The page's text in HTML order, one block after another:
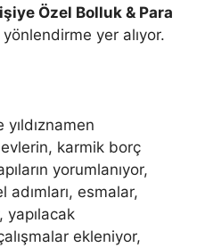
Özel Bolluk & Para
yer alıyor.
karmik borç
yorumlanıyor,
adımları, esmalar,
yapılacak
ekleniyor,